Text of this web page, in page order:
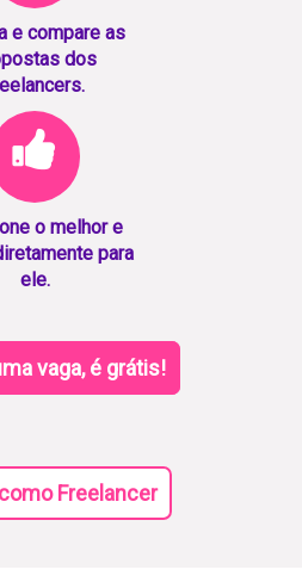
e compare as
dos
o melhor e
para
ele.
vaga, é grátis!
Freelancer